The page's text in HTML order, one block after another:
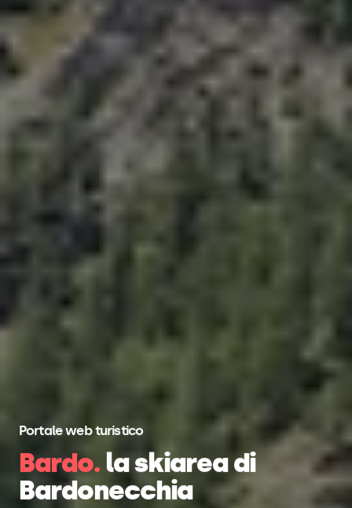
Portale web turistico
Bardo.la skiarea di
Bardonecchia